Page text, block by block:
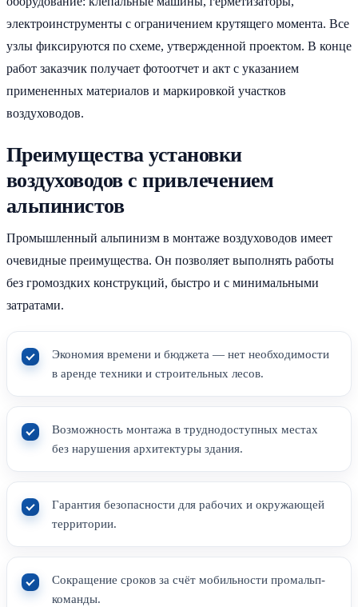
электроинструменты с ограничением крутящего момента. Все
узлы фиксируются по схеме, утвержденной проектом. В конце
работ заказчик получает фотоотчет и акт с указанием
примененных материалов и маркировкой участков
воздуховодов.
Преимущества установки
воздуховодов с привлечением
альпинистов
Промышленный альпинизм в монтаже воздуховодов имеет
очевидные преимущества. Он позволяет выполнять работы
без громоздких конструкций, быстро и с минимальными
затратами.
Экономия времени и бюджета — нет необходимости
в аренде техники и строительных лесов.
Возможность монтажа в труднодоступных местах
без нарушения архитектуры здания.
Гарантия безопасности для рабочих и окружающей
территории.
Сокращение сроков за счёт мобильности промальп-
команды.